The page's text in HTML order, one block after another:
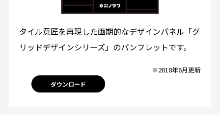
タイル意匠を再現した画期的なデザインパネル「グ
リッドデザインシリーズ」のパンフレットです。
※2018年6月更新
ダウンロード